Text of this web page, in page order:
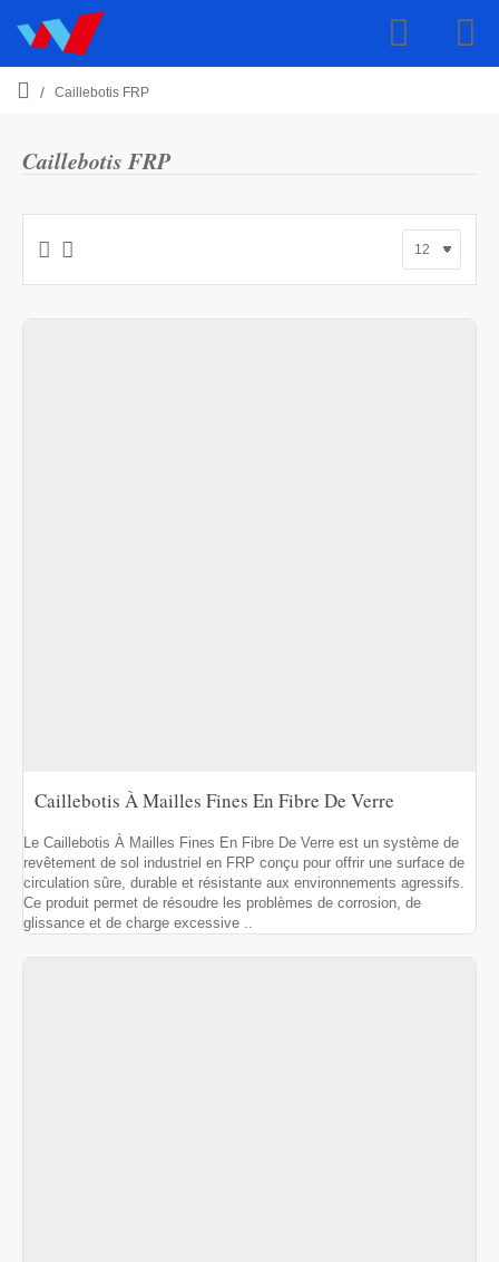
Caillebotis FRP
e
Caillebotis FRP
Caillebotis À Mailles Fines En Fibre De Verre
Le Caillebotis À Mailles Fines En Fibre De Verre est un système de
revêtement de sol industriel en FRP conçu pour offrir une surface de
circulation sûre, durable et résistante aux environnements agressifs.
Ce produit permet de résoudre les problèmes de corrosion, de
glissance et de charge excessive ..